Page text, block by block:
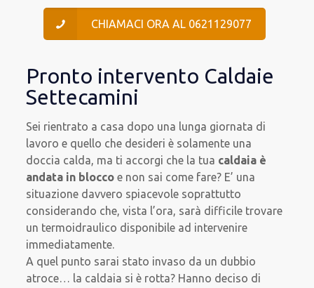
CHIAMACI ORA AL 0621129077
Pronto intervento Caldaie
Settecamini
Sei rientrato a casa dopo una lunga giornata di
lavoro e quello che desideri è solamente una
doccia calda, ma ti accorgi che la tua caldaia è
andata in blocco e non sai come fare? E’ una
situazione davvero spiacevole soprattutto
considerando che, vista l’ora, sarà difficile trovare
un termoidraulico disponibile ad intervenire
immediatamente.
A quel punto sarai stato invaso da un dubbio
atroce… la caldaia si è rotta? Hanno deciso di